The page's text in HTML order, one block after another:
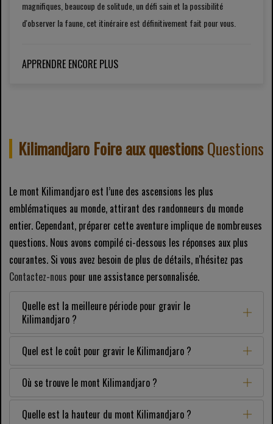
magnifiques, beaucoup de solitude, un défi sain et la possibilité
d'observer la faune, cet itinéraire est définitivement fait pour vous.
APPRENDRE ENCORE PLUS
Kilimandjaro Foire aux questionsQuestions
Le mont Kilimandjaro est l’une des ascensions les plus
emblématiques au monde, attirant des randonneurs du monde
entier. Cependant, préparer cette aventure implique de nombreuses
questions. Nous avons compilé ci-dessous les réponses aux plus
courantes. Si vous avez besoin de plus de détails, n'hésitez pas
Contactez-nous pour une assistance personnalisée.
Quelle est la meilleure période pour gravir le
Kilimandjaro ?
Quel est le coût pour gravir le Kilimandjaro ?
Où se trouve le mont Kilimandjaro ?
Quelle est la hauteur du mont Kilimandjaro ?